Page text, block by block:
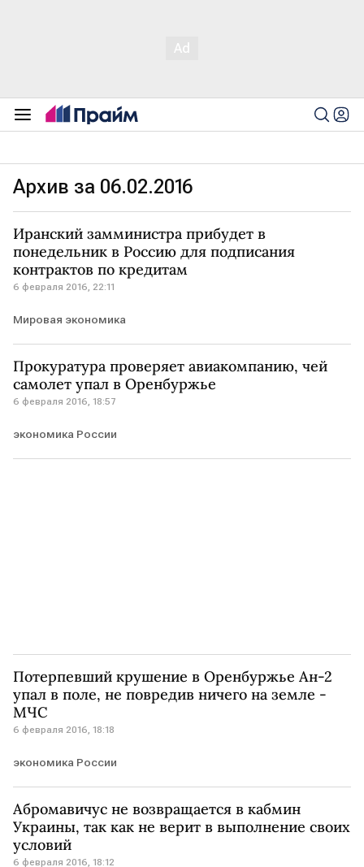
Архив за 06.02.2016
Иранский замминистра прибудет в
понедельник в Россию для подписания
контрактов по кредитам
6 февраля 2016, 22:11
Мировая экономика
Прокуратура проверяет авиакомпанию, чей
самолет упал в Оренбуржье
6 февраля 2016, 18:57
экономика России
Потерпевший крушение в Оренбуржье Ан-2
упал в поле, не повредив ничего на земле -
МЧС
6 февраля 2016, 18:18
экономика России
Абромавичус не возвращается в кабмин
Украины, так как не верит в выполнение своих
условий
6 февраля 2016, 18:12